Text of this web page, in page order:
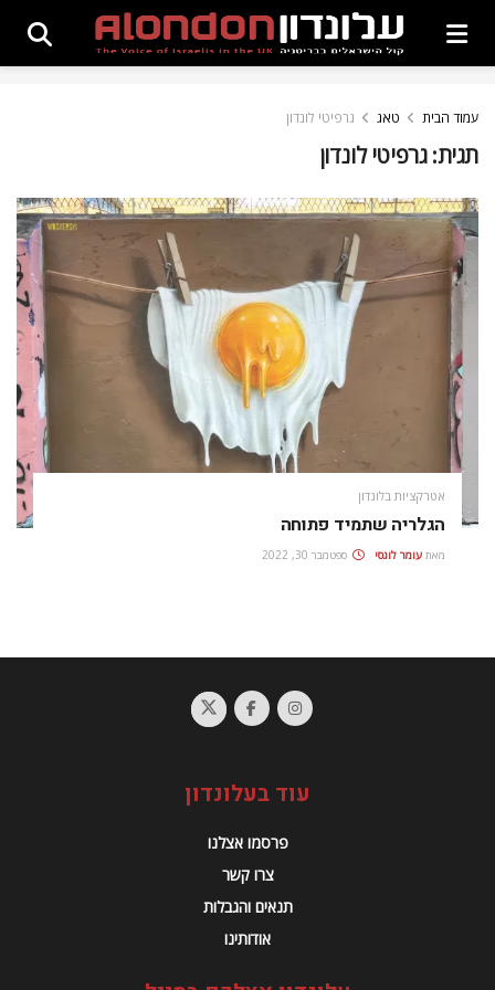
עמוד הבית טאג גרפיטי לונדון
תגית:גרפיטי לונדון
אטרקציות בלונדון
הגלריה שתמיד פתוחה
מאת עומר לוגסי ספטמבר 30, 2022
עוד בעלונדון
פרסמו אצלנו
צרו קשר
תנאים והגבלות
אודותינו